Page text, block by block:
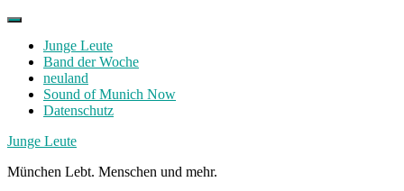
Skip
contentJunge Leute
Band der Woche
neuland
Sound of Munich Now
Datenschutz
Facebook
Twitter
Instagram
Junge Leute
München Lebt. Menschen und mehr.